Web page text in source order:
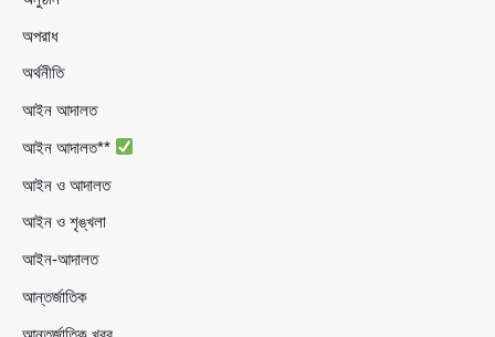
অপরাধ
অর্থনীতি
আইন আদালত
আইন আদালত**
আইন ও আদালত
আইন ও শৃঙ্খলা
আইন-আদালত
আন্তর্জাতিক